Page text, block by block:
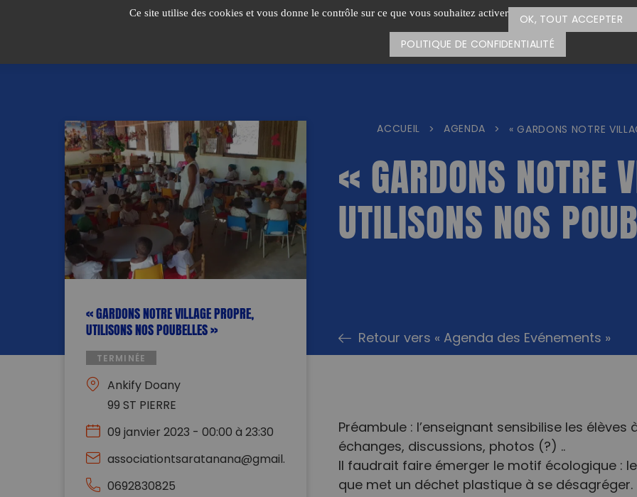
Ce site utilise des cookies et vous donne le contrôle sur ce que vous souhaitez activer OK, TOUT ACCEPTER
POLITIQUE DE CONFIDENTIALITÉ
ACCUEIL > AGENDA > « GARDONS NOTRE
« GARDONS NOTRE
UTILISONS NOS
Retour vers « Agenda des Evénements »
« GARDONS NOTRE VILLAGE PROPRE,
UTILISONS NOS POUBELLES »
TERMINÉE
Ankify Doany
99 ST PIERRE
09 janvier 2023 - 00:00 à 23:30
associationtsaratanana@gmail.comm
0692830825
Préambule : l’enseignant sensibilise les
échanges, discussions, photos (?) ..
Il faudrait faire émerger le motif écologique :
que met un déchet plastique à se désagréger.